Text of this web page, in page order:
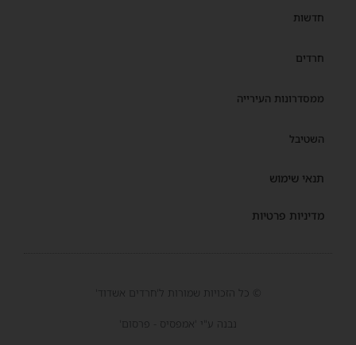
חדשות
חרדים
ממסדרונות העירייה
השטיבל
תנאי שימוש
מדיניות פרטיות
© כל הזכויות שמורות ל'חרדים אשדוד'
נבנה ע"י 'אמפסיס - פרסום'